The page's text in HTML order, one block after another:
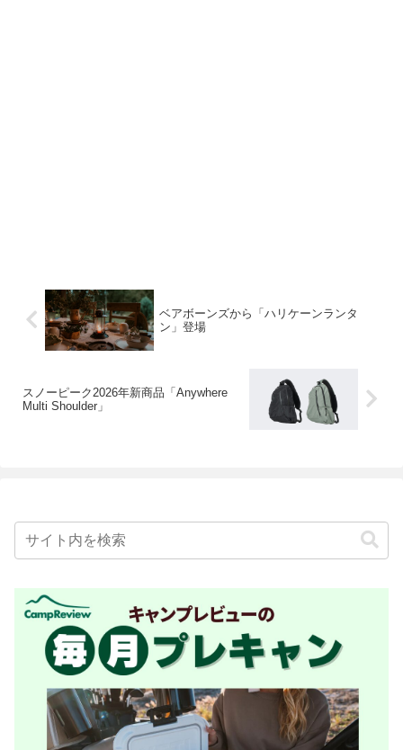
ベアボーンズから「ハリケーンランタ
ン」登場
スノーピーク2026年新商品「Anywhere
Multi Shoulder」